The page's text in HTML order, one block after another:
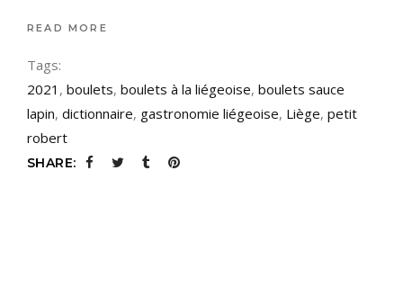
READ MORE
Tags:
2021 , boulets, boulets à la liégeoise, boulets sauce
lapin, dictionnaire, gastronomie liégeoise, Liège, petit
robert
SHARE: